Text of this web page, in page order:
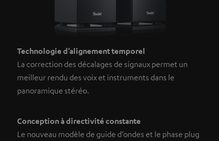
Technologie d’alignement temporel
La correction des décalages de signaux permet un
meilleur rendu des voix et instruments dans le
panoramique stéréo.
Conception à directivité constante
Le nouveau modèle de guide d’ondes et le phase plug